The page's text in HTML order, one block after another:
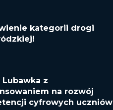
kategorii drogi
Lubawka z
na rozwój
cyfrowych uczniów